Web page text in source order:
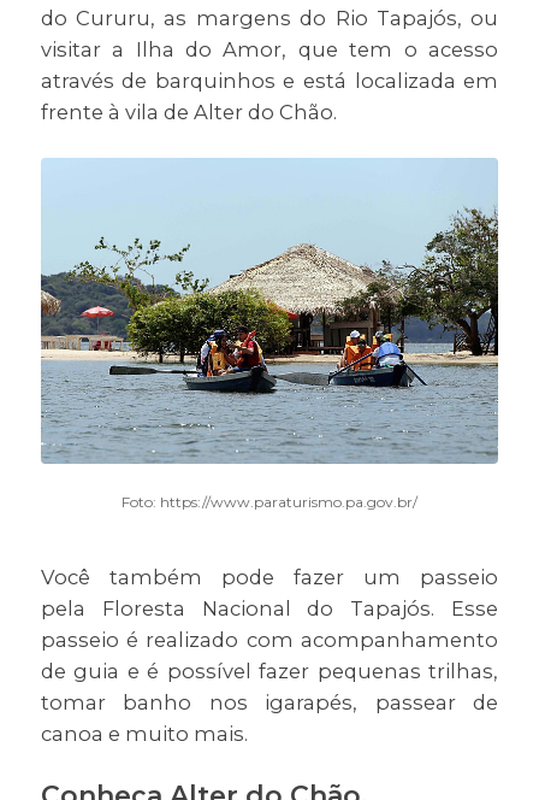
do Cururu, as margens do Rio Tapajós, ou
visitar a Ilha do Amor, que tem o acesso
através de barquinhos e está localizada em
frente à vila de Alter do Chão.
Foto: https://www.paraturismo.pa.gov.br/
Você também pode fazer um passeio
pela Floresta Nacional do Tapajós. Esse
passeio é realizado com acompanhamento
de guia e é possível fazer pequenas trilhas,
tomar banho nos igarapés, passear de
canoa e muito mais.